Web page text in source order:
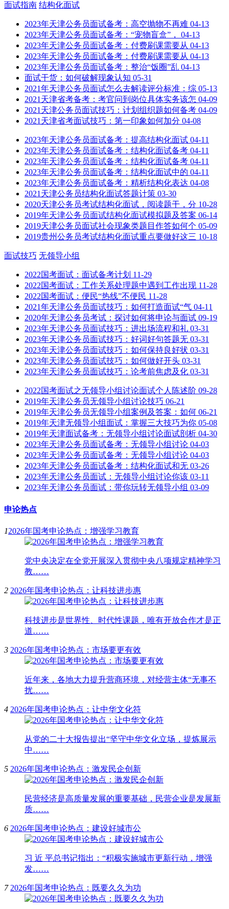
面试指南 结构化面试
2023年天津公务员面试备考：高空抛物不再难 04-13
2023年天津公务员面试备考：“宠物盲盒”， 04-13
2023年天津公务员面试备考：付费刷课需要从 04-13
2023年天津公务员面试备考：付费刷课需要从 04-13
2023年天津公务员面试备考：整治“饭圈”乱 04-13
面试干货：如何破解现象认知 05-31
2021年天津公务员面试怎么去解读评分标准：综 05-13
2021天津省考备考：考官问到岗位具体实务该怎 04-09
2021天津公务员面试技巧：计划组织题如何备考 04-09
2021天津省考面试技巧：第一印象如何加分 04-08
2023年天津公务员面试备考：提高结构化面试 04-11
2023年天津公务员面试备考：结构化面试备考 04-11
2023年天津公务员面试备考：结构化面试备考 04-11
2023年天津公务员面试备考：结构化面试中的 04-11
2023年天津公务员面试备考：精析结构化表达 04-08
2021天津公务员结构化面试答题计策 03-30
2020天津公务员考试结构化面试，阅读题干，分 10-28
2019年天津公务员面试结构化面试模拟题及答案 06-14
2019天津公务员面试社会现象类题目作答如何个 05-09
2019贵州公务员考试结构化面试重点要做好这三 10-18
面试技巧 无领导小组
2022国考面试：面试备考计划 11-29
2022国考面试：工作关系处理题中遇到工作出现 11-28
2022国考面试：便民“热线”不便民 11-28
2021年天津公务员面试技巧：如何打造面试“气 04-11
2020年天津公务员考试：探讨如何将申论与面试 09-19
2023年天津公务员面试技巧：进出场流程和礼 03-31
2023年天津公务员面试技巧：好词好句答题无 03-31
2023年天津公务员面试技巧：如何保持良好状 03-31
2023年天津公务员面试技巧：如何做好开头 03-31
2023年天津公务员面试技巧：论考前焦虑及化 03-31
2022国考面试之无领导小组讨论面试个人陈述阶 09-28
2019年天津公务员无领导小组讨论技巧 06-21
2019年天津公务员无领导小组案例及答案：如何 06-21
2019年天津无领导小组面试：掌握三大技巧为你 05-08
2019年天津面试备考：无领导小组讨论面试剖析 04-30
2023年天津公务员面试备考：无领导小组讨论 04-03
2023年天津公务员面试备考：无领导小组讨论 04-03
2023年天津公务员面试备考：结构化面试和无 03-26
2023年天津公务员面试：无领导小组讨论你该 03-11
2023年天津公务员面试：带你玩转无领导小组 03-09
申论热点
12026年国考申论热点：增强学习教育
党中央决定在全党开展深入贯彻中央八项规定精神学习
教……
2 2026年国考申论热点：让科技进步惠
科技进步是世界性、时代性课题，唯有开放合作才是正
道……
3 2026年国考申论热点：市场要更有效
近年来，各地大力提升营商环境，对经营主体“无事不
扰……
4 2026年国考申论热点：让中华文化符
从党的二十大报告提出“坚守中华文化立场，提炼展示
中……
5 2026年国考申论热点：激发民企创新
民营经济是高质量发展的重要基础，民营企业是发展新
质……
6 2026年国考申论热点：建设好城市公
习 近 平总书记指出：“积极实施城市更新行动，增强
发……
7 2026年国考申论热点：既要久久为功